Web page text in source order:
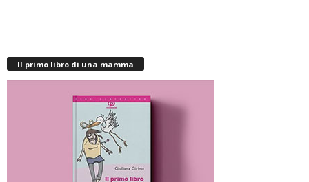
Il primo libro di una mamma